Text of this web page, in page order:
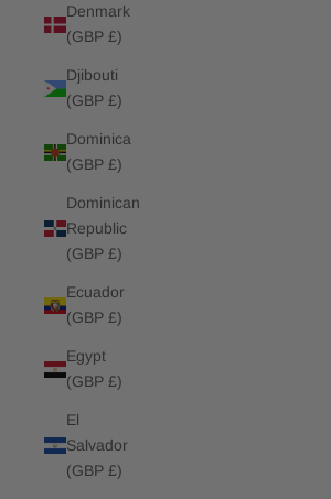
Denmark
(GBP £)
Djibouti
(GBP £)
Dominica
(GBP £)
Dominican
Republic
(GBP £)
Ecuador
(GBP £)
Egypt
(GBP £)
El
Salvador
(GBP £)